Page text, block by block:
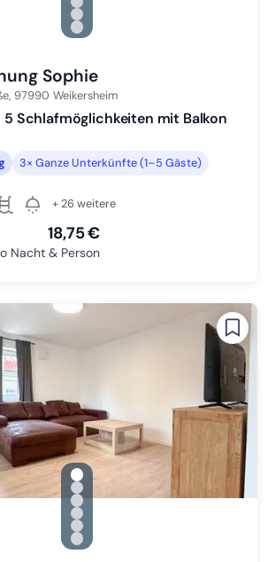
Zu Slide 4 wechseln
Zu Slide 5 wechseln
Zu Slide 6 wechseln
Sophie
97990 Weikersheim
Schlafmöglichkeiten mit Balkon
3× Ganze Unterkünfte (1–5 Gäste)
+ 26 weitere
18,75 €
Nacht & Person
gallery.slide_selector
Zu Slide 1 wechseln
Zu Slide 2 wechseln
Zu Slide 3 wechseln
Zu Slide 4 wechseln
Zu Slide 5 wechseln
Zu Slide 6 wechseln